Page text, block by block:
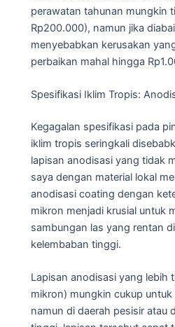
perawatan tahunan mungkin
Rp200.000), namun jika
menyebabkan kerusakan
perbaikan mahal hingga
Spesifikasi Iklim Tropis:
Kegagalan spesifikasi pada
iklim tropis seringkali
lapisan anodisasi yang tidak
saya dengan material lokal
anodisasi coating dengan
mikron menjadi krusial untuk
sambungan las yang rentan
kelembaban tinggi.
Lapisan anodisasi yang lebih
mikron) mungkin cukup
namun di daerah pesisir atau